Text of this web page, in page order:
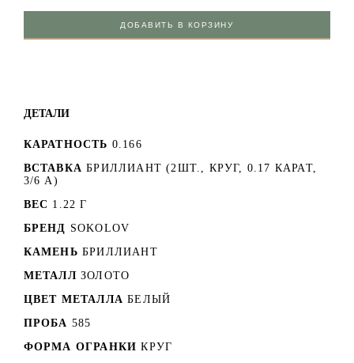
ДОБАВИТЬ В КОРЗИНУ
ДЕТАЛИ
КАРАТНОСТЬ 0.166
ВСТАВКА БРИЛЛИАНТ (2ШТ., КРУГ, 0.17 КАРАТ,
3/6 А)
ВЕС 1.22 Г
БРЕНД SOKOLOV
КАМЕНЬ БРИЛЛИАНТ
МЕТАЛЛ ЗОЛОТО
ЦВЕТ МЕТАЛЛА БЕЛЫЙ
ПРОБА 585
ФОРМА ОГРАНКИ КРУГ